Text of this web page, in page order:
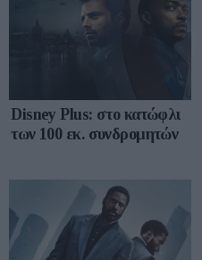
Disney Plus: στο κατώφλι
των 100 εκ. συνδρομητών